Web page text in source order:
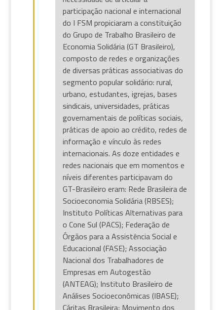
participação nacional e internacional
do I FSM propiciaram a constituição
do Grupo de Trabalho Brasileiro de
Economia Solidária (GT Brasileiro),
composto de redes e organizações
de diversas práticas associativas do
segmento popular solidário: rural,
urbano, estudantes, igrejas, bases
sindicais, universidades, práticas
governamentais de políticas sociais,
práticas de apoio ao crédito, redes de
informação e vínculo às redes
internacionais. As doze entidades e
redes nacionais que em momentos e
níveis diferentes participavam do
GT-Brasileiro eram: Rede Brasileira de
Socioeconomia Solidária (RBSES);
Instituto Políticas Alternativas para
o Cone Sul (PACS); Federação de
Órgãos para a Assistência Social e
Educacional (FASE); Associação
Nacional dos Trabalhadores de
Empresas em Autogestão
(ANTEAG); Instituto Brasileiro de
Análises Socioeconômicas (IBASE);
Cáritas Brasileira; Movimento dos